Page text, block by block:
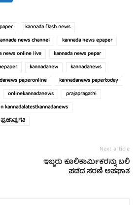
kannada flash news
news channel
kannada news epaper
news online live
kannada news pepar
kannadanew
kannadanews
paperonline
kannadanews papertoday
onlinekannadanews
prajapragathi
kannadalatestkannadanews
ಪ್ರಜಾಪ್ರಗತಿ
Next article
ಇಬ್ಬರು ಕೂಲಿಕಾರ್ಮಿಕರನ್ನು ಬಲಿ
ಪಡೆದ ಸರಣಿ ಅಪಘಾತ